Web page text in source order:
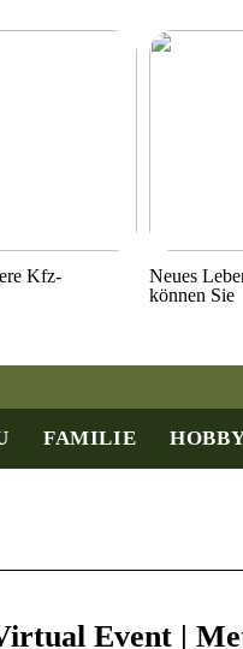
Kfz-
Neues
können Sie
FAMILIE
Event |